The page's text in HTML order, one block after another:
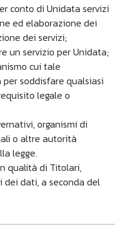
conto di Unidata servizi
ed elaborazione dei
dei servizi;
un servizio per Unidata;
cui tale
soddisfare qualsiasi
legale o
organismi di
o altre autorità
legge.
qualità di Titolari,
dei dati, a seconda del